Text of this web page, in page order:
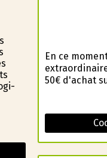
En ce
50€ d'achat